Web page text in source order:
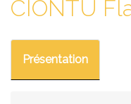
CIONTU
Présentation